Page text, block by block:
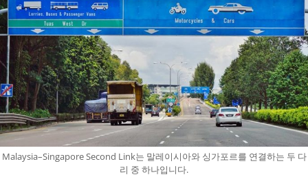
Malaysia–Singapore Second Link는 말레이시아와 싱가포르를 연결하는 두 다
리 중 하나입니다.